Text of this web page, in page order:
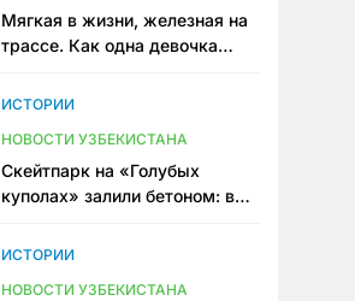
Мягкая в жизни, железная на
трассе. Как одна девочка
Узбекистане
ИСТОРИИ
НОВОСТИ УЗБЕКИСТАНА
Скейтпарк на «Голубых
куполах» залили бетоном: в
одно общественное
ИСТОРИИ
НОВОСТИ УЗБЕКИСТАНА